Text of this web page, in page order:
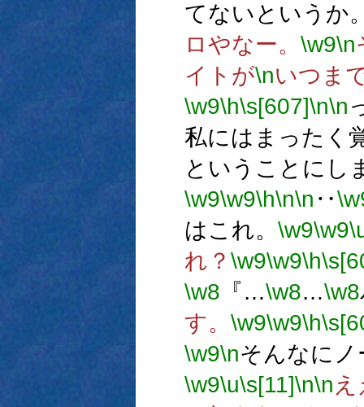
てないというか
ロやなー。 \w9\n
イトが\nいつま
\w9\h\s[607]\n\n
私にはまったく
ということにし
\w9\w9\h\n\n ‥
はこれ。 \w9\w9
れ？ \w9\w9\h
\w8 『…\w8…\w8
す。 \w9\w9\h
\w9\nそんなに
\w9\u\s[11]\n\n